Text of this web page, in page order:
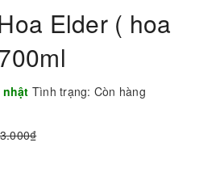
Elder ( hoa
Tình trạng: Còn hàng